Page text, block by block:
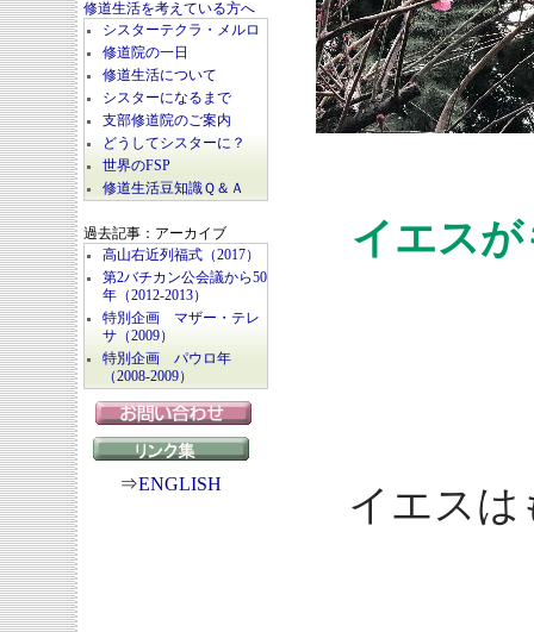
修道生活を考えている方へ
シスターテクラ・メルロ
修道院の一日
修道生活について
シスターになるまで
支部修道院のご案内
どうしてシスターに？
世界のFSP
修道生活豆知識Ｑ＆Ａ
過去記事：アーカイブ
高山右近列福式（2017）
第2バチカン公会議から50
年（2012-2013）
特別企画 マザー・テレ
サ（2009）
特別企画 パウロ年
（2008-2009）
⇒ENGLISH
イエス
イエスは